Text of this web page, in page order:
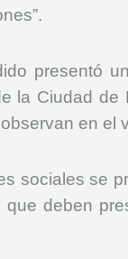
presentó
la Ciudad de
en el
sociales se
deben